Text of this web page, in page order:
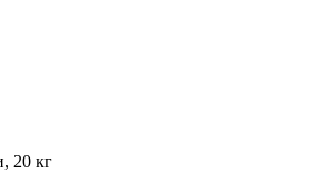
20 кг